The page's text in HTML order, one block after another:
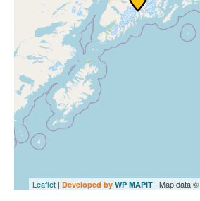
Leaflet | Developed by WP MAPIT | Map data ©